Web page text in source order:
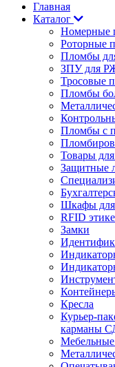
Главная
Каталог
Номерные
Роторные
Пломбы
ЗПУ для
Тросовые
Пломбы
Пломбы с
Товары
Защитные
Шкафы для
RFID
Замки
Кресла
Курьер-
карманы